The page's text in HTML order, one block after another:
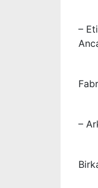
–
–